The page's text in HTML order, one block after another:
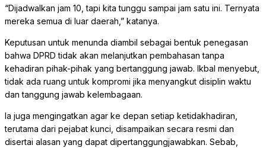
“Dijadwalkan jam 10, tapi kita tunggu sampai jam satu ini. Ternyata
mereka semua di luar daerah,” katanya.
Keputusan untuk menunda diambil sebagai bentuk penegasan
bahwa DPRD tidak akan melanjutkan pembahasan tanpa
kehadiran pihak-pihak yang bertanggung jawab. Ikbal menyebut,
tidak ada ruang untuk kompromi jika menyangkut disiplin waktu
dan tanggung jawab kelembagaan.
Ia juga mengingatkan agar ke depan setiap ketidakhadiran,
terutama dari pejabat kunci, disampaikan secara resmi dan
disertai alasan yang dapat dipertanggungjawabkan. Sebab,